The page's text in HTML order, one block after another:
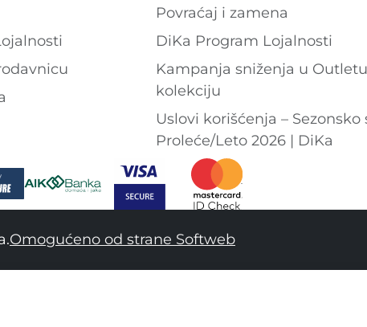
Povraćaj i zamena
DiKa Program Lojalnosti
Kampanja sniženja u
kolekciju
Uslovi korišćenja – Sezonsko
Proleće/Leto 2026 | DiKa
Omogućeno od strane Softweb